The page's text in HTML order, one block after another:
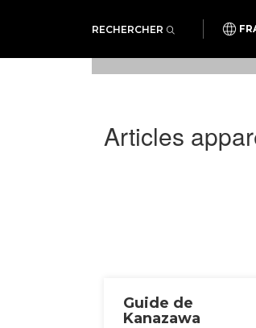
RECHERCHER
Articles
Guide de
Kanazawa